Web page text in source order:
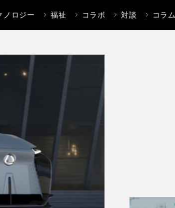
ノロジー 福祉 コラボ 対談 コラム